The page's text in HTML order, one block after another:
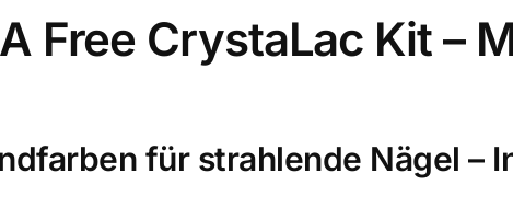
Free CrystaLac Kit –
für strahlende Nägel –